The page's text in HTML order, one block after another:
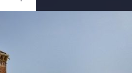
mm
/